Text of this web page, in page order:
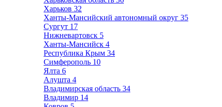
Харьков 32
Ханты-Мансийский автономный округ 35
Сургут 17
Нижневартовск 5
Ханты-Мансийск 4
Республика Крым 34
Симферополь 10
Ялта 6
Алушта 4
Владимирская область 34
Владимир 14